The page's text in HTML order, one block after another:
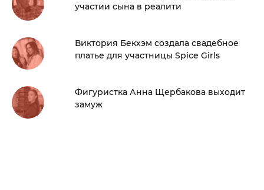
участии сына в реалити
Виктория Бекхэм создала свадебное
платье для участницы Spice Girls
Фигуристка Анна Щербакова выходит
замуж